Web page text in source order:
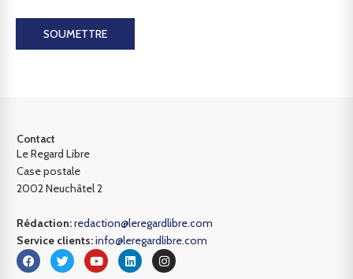
SOUMETTRE
Contact
Le Regard Libre
Case postale
2002 Neuchâtel 2
Rédaction:redaction@leregardlibre.com
Service clients:info@leregardlibre.com